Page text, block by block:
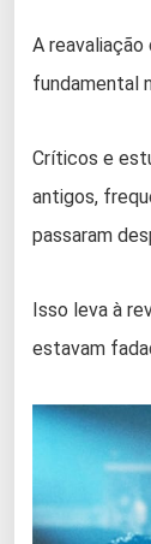
A
fundamental
Críticos e
antigos,
passaram
Isso leva à
estavam